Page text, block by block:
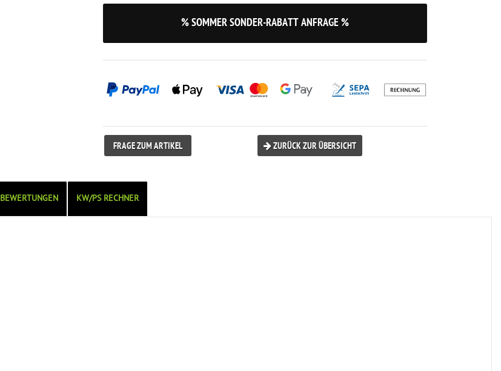
% SOMMER SONDER-RABATT ANFRAGE %
FRAGE ZUM ARTIKEL ZURÜCK ZUR ÜBERSICHT
BEWERTUNGEN KW/PS RECHNER